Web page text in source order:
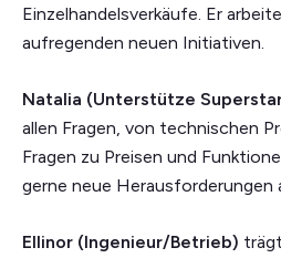
Einzelhandelsverkäufe. Er
aufregenden neuen Initiativen.
Natalia (Unterstütze
allen Fragen, von technischen
Fragen zu Preisen und
gerne neue Herausforderungen
Ellinor (Ingenieur/Betrieb)